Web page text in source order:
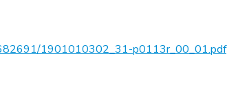
1901010302_31-p0113r_00_01.pdf